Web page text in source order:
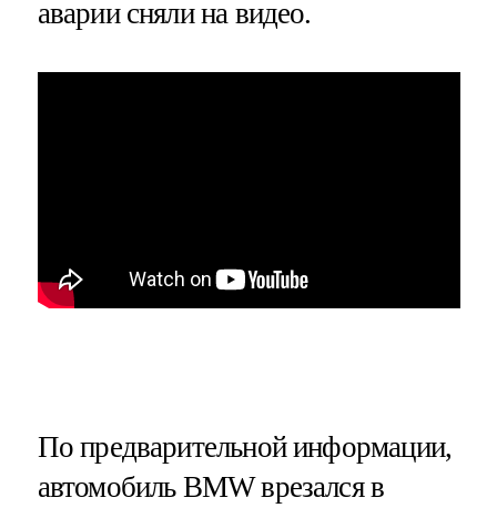
аварии сняли на видео.
По предварительной информации,
автомобиль BMW врезался в